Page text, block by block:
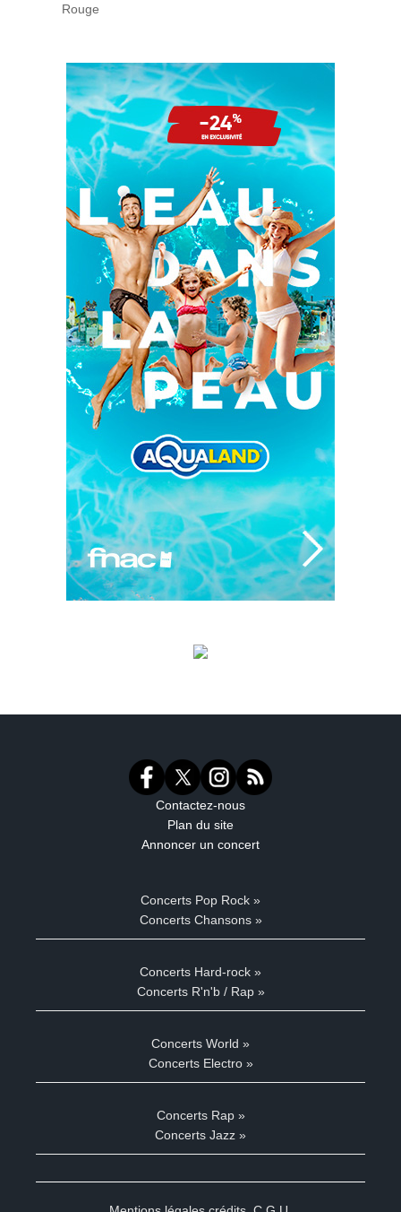
Rouge
Contactez-nous
Plan du site
Annoncer un concert
Concerts Pop Rock »
Concerts Chansons »
Concerts Hard-rock »
Concerts R'n'b / Rap »
Concerts World »
Concerts Electro »
Concerts Rap »
Concerts Jazz »